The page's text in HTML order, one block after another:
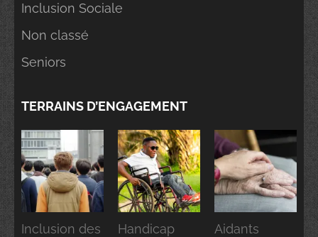
Inclusion Sociale
Non classé
Seniors
TERRAINS D’ENGAGEMENT
Inclusion des
Handicap Aidants